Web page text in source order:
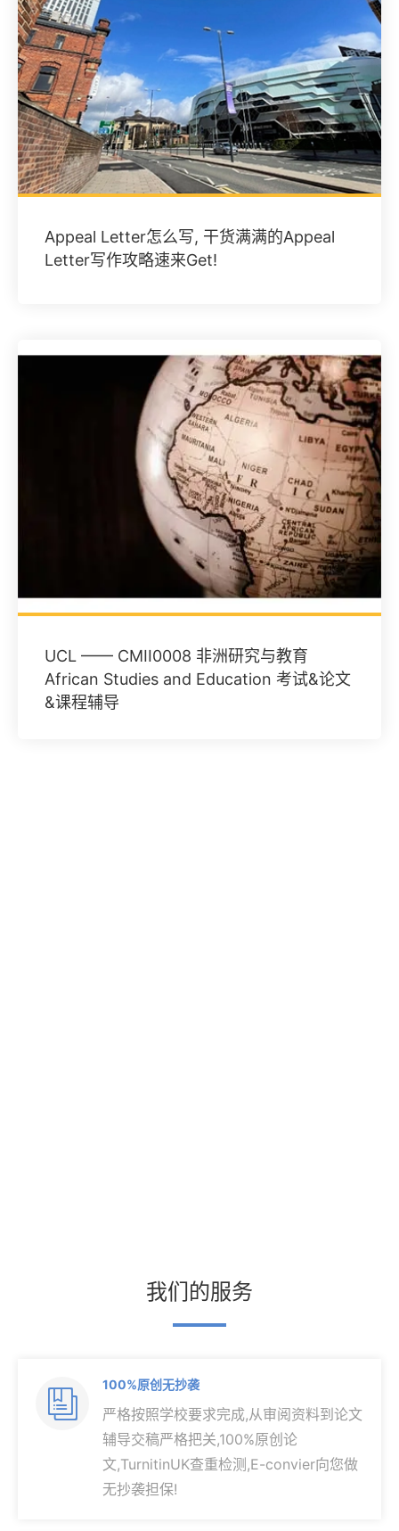
Appeal Letter怎么写, 干货满满的Appeal
Letter写作攻略速来Get!
UCL —— CMII0008 非洲研究与教育
African Studies and Education 考试&论文
&课程辅导
我们的服务

100%原创无抄袭
严格按照学校要求完成,从审阅资料到论文
辅导交稿严格把关,100%原创论
文,TurnitinUK查重检测,E-convier向您做
无抄袭担保!